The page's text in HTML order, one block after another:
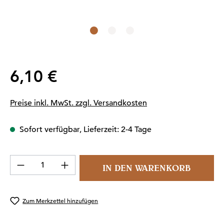
Regulärer Preis:
6,10 €
Preise inkl. MwSt. zzgl. Versandkosten
Sofort verfügbar, Lieferzeit: 2-4 Tage
Produkt Anzahl: Gib den gewünschten
IN DEN WARENKORB
Zum Merkzettel hinzufügen